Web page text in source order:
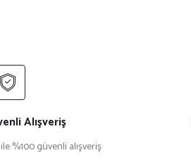
Alışveriş
%100 güvenli alışveriş